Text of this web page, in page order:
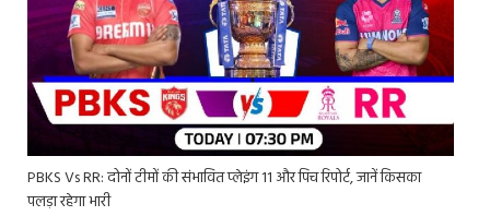
PBKS Vs RR: दोनों टीमों की संभावित प्लेइंग 11 और पिच रिपोर्ट, जानें किसका
पलड़ा रहेगा भारी